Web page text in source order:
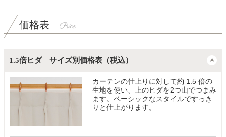
価格表
1.5倍ヒダ サイズ別価格表（税込）
カーテンの仕上りに対して約 1.5 倍の
生地を使い、上のヒダを2つ山でつまみ
ます。ベーシックなスタイルですっき
りと仕上がります。